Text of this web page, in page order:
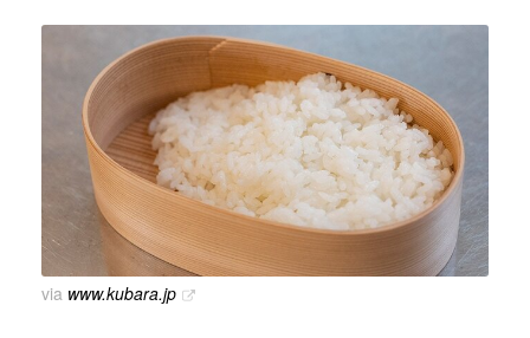
via www.kubara.jp